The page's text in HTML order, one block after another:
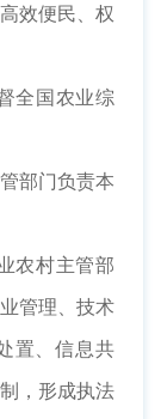
效便民、权
全国农业综
部门负责本
农村主管部
管理、技术
置、信息共
，形成执法